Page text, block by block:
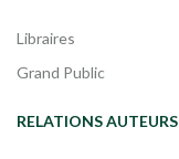
Libraires
Grand Public
RELATIONS AUTEURS